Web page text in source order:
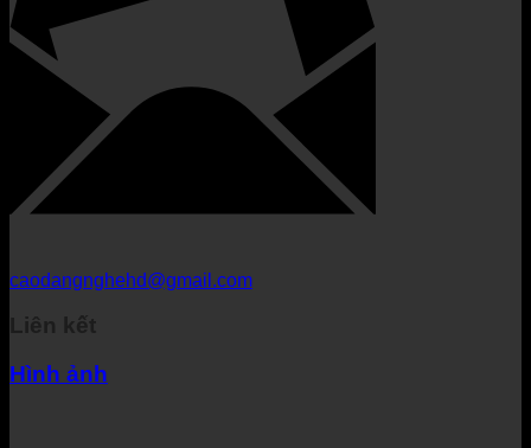
caodangnghehd@gmail.com
Liên kết
Hình ảnh